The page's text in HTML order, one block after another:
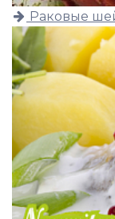
Раковые